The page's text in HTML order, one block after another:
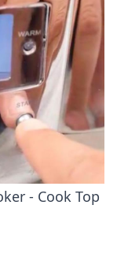
- Cook Top